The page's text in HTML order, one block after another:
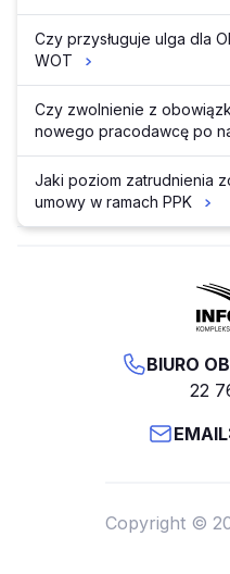
Czy przysługuje ulga dla
WOT
Czy zwolnienie z
nowego pracodawcę po
Jaki poziom zatrudnienia
umowy w ramach PPK
BIURO
22
Copyright ©